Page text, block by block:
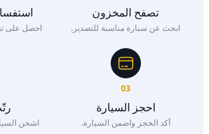
تصفح المخزون
ابحث عن سيارة مناسبة للتصدير. احصل على
03
احجز السيارة
أكد الحجز واضمن السيارة. اشحن